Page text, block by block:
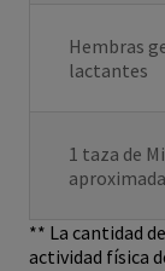
Hembras
lactantes
1 taza de
** La cantidad
actividad física